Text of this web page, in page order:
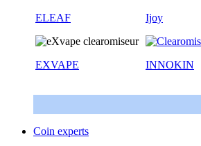
ELEAF
EXVAPE
Ijoy
INNOKIN
Coin experts